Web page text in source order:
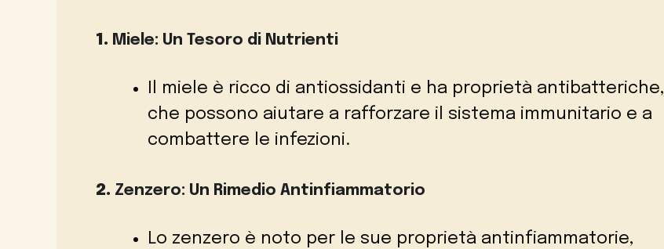
1. Miele: Un Tesoro di Nutrienti
Il miele è ricco di antiossidanti e ha proprietà antibatteriche,
che possono aiutare a rafforzare il sistema immunitario e a
combattere le infezioni.
2. Zenzero: Un Rimedio Antinfiammatorio
Lo zenzero è noto per le sue proprietà antinfiammatorie,